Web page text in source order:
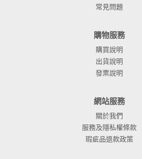
常見問題
購物服務
購買說明
出貨說明
發票說明
網站服務
關於我們
服務及隱私權條款
瑕疵品退款政策